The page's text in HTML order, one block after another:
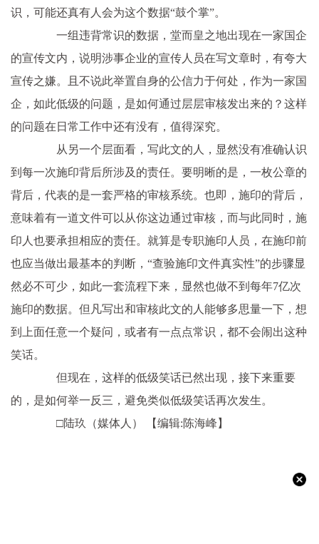
识，可能还真有人会为这个数据“鼓个掌”。
一组违背常识的数据，堂而皇之地出现在一家国企
的宣传文内，说明涉事企业的宣传人员在写文章时，有夸大
宣传之嫌。且不说此举置自身的公信力于何处，作为一家国
企，如此低级的问题，是如何通过层层审核发出来的？这样
的问题在日常工作中还有没有，值得深究。
从另一个层面看，写此文的人，显然没有准确认识
到每一次施印背后所涉及的责任。要明晰的是，一枚公章的
背后，代表的是一套严格的审核系统。也即，施印的背后，
意味着有一道文件可以从你这边通过审核，而与此同时，施
印人也要承担相应的责任。就算是专职施印人员，在施印前
也应当做出最基本的判断，“查验施印文件真实性”的步骤显
然必不可少，如此一套流程下来，显然也做不到每年7亿次
施印的数据。但凡写出和审核此文的人能够多思量一下，想
到上面任意一个疑问，或者有一点点常识，都不会闹出这种
笑话。
但现在，这样的低级笑话已然出现，接下来重要
的，是如何举一反三，避免类似低级笑话再次发生。
□陆玖（媒体人）
【编辑:陈海峰】